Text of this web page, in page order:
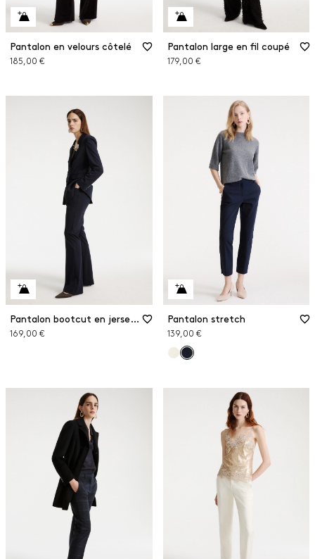
Pantalon en velours côtelé
185,00 €
Pantalon large en fil coupé
179,00 €
Pantalon bootcut en jersey stretch
169,00 €
Pantalon stretch
139,00 €